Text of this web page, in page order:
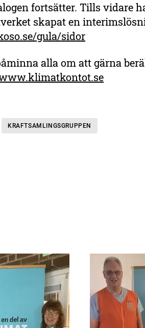
fortsätter. Tills vidare
skapat en
gula/sidor
alla om att gärna
KRAFTSAMLINGSGRUPPEN